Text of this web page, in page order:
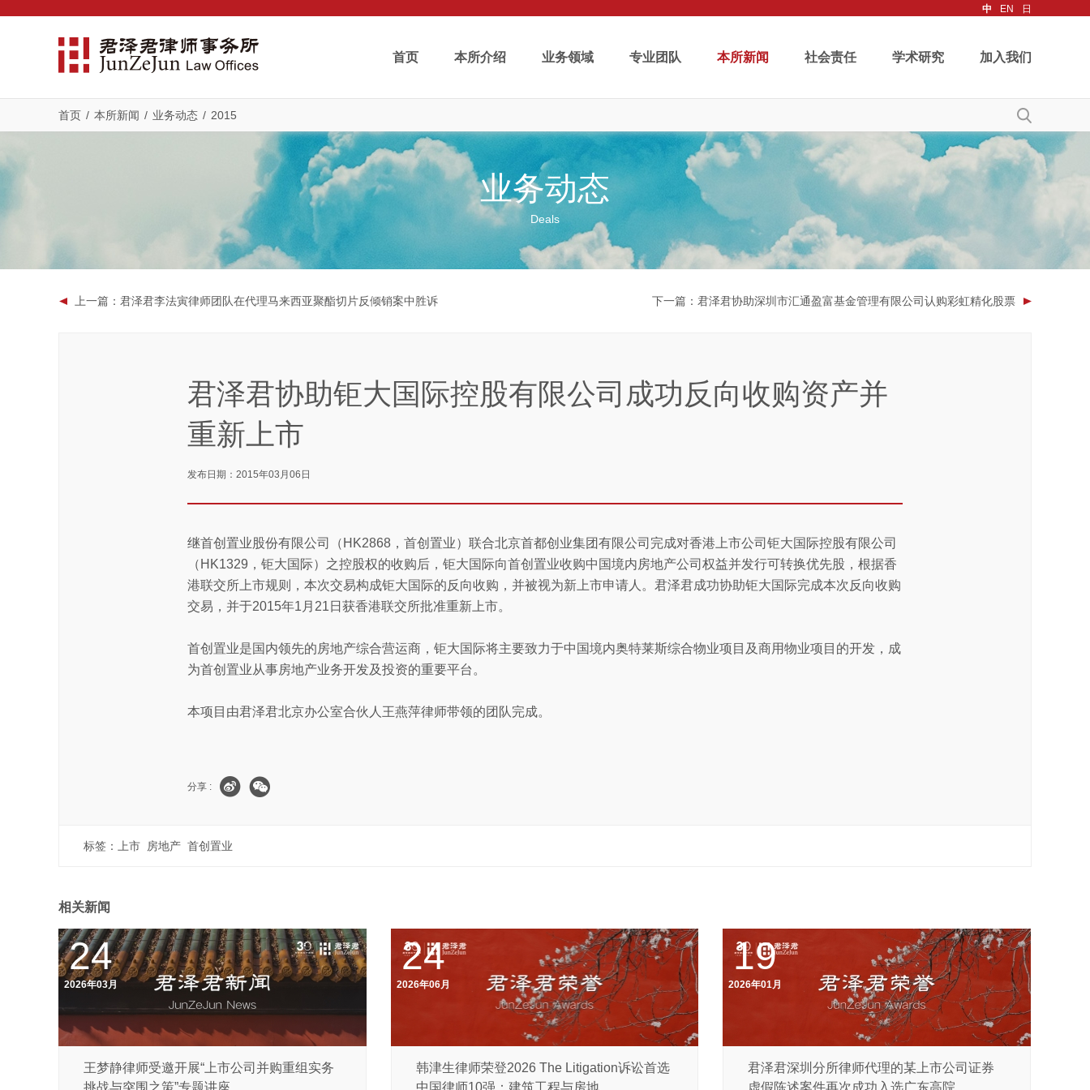
中 EN 日
首页 本所介绍 业务领域 专业团队 本所新闻 社会责任 学术研究 加入我们
首页 / 本所新闻 / 业务动态 / 2015
业务动态
Deals
上一篇 ：君泽君李法寅律师团队在代理马来西亚聚酯切片反倾销案中胜诉 下一篇 ：君泽君协助深圳市汇通盈富基金管理有限公司认购彩虹精化股票
君泽君协助钜大国际控股有限公司成功反向收购资产并
重新上市
发布日期：2015年03月06日
继首创置业股份有限公司（HK2868，首创置业）联合北京首都创业集团有限公司完成对香港上市公司钜大国际控股有限公司
（HK1329，钜大国际）之控股权的收购后，钜大国际向首创置业收购中国境内房地产公司权益并发行可转换优先股，根据香
港联交所上市规则，本次交易构成钜大国际的反向收购，并被视为新上市申请人。君泽君成功协助钜大国际完成本次反向收购
交易，并于2015年1月21日获香港联交所批准重新上市。
首创置业是国内领先的房地产综合营运商，钜大国际将主要致力于中国境内奥特莱斯综合物业项目及商用物业项目的开发，成
为首创置业从事房地产业务开发及投资的重要平台。
本项目由君泽君北京办公室合伙人王燕萍律师带领的团队完成。
分享 :
标签： 上市 房地产 首创置业
相关新闻
24
2026年03月
王梦静律师受邀开展“上市公司并购重组实务
挑战与突围之策”专题讲座
24
2026年06月
韩津生律师荣登2026 The Litigation诉讼首选
中国律师10强：建筑工程与房地...
19
2026年01月
君泽君深圳分所律师代理的某上市公司证券
虚假陈述案件再次成功入选广东高院...